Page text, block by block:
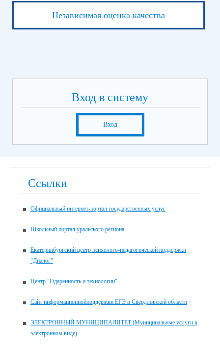
Независимая оценка качества
Вход в систему
Вход
Ссылки
Официальный интернет-портал государственных услуг
Школьный портал уральского региона
Екатеринбургский центр психолого-педагогической поддержки
"Диалог"
Центр "Одаренность и технологии"
Сайт информационнойподдержки ЕГЭ в Свердловской области
ЭЛЕКТРОННЫЙ МУНИЦИПАЛИТЕТ (Муниципальные услуги в
электронном виде)